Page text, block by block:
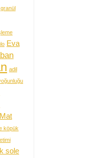
Eva
adil
köpük
sole